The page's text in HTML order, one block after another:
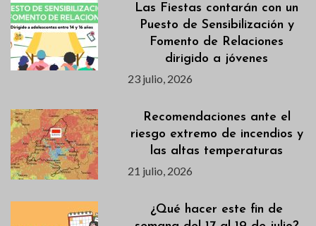
Las Fiestas contarán con un
Puesto de Sensibilización y
Fomento de Relaciones
dirigido a jóvenes
23 julio, 2026
Recomendaciones ante el
riesgo extremo de incendios y
las altas temperaturas
21 julio, 2026
¿Qué hacer este fin de